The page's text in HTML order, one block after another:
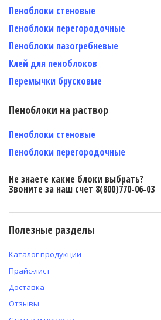
Пеноблоки стеновые
Пеноблоки перегородочные
Пеноблоки пазогребневые
Клей для пеноблоков
Перемычки брусковые
Пеноблоки на раствор
Пеноблоки стеновые
Пеноблоки перегородочные
Не знаете какие блоки выбрать?
Звоните за наш счет 8(800)770-06-03
Полезные разделы
Каталог продукции
Прайс-лист
Доставка
Отзывы